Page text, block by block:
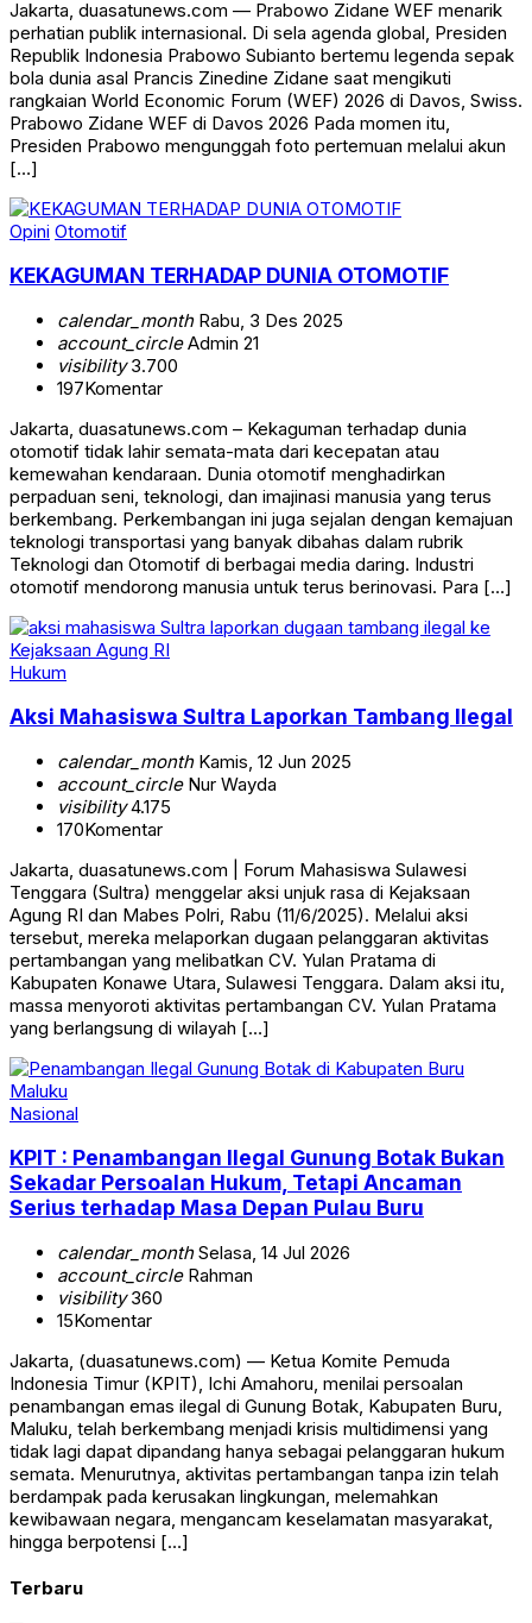
Jakarta, duasatunews.com — Prabowo Zidane WEF menarik
perhatian publik internasional. Di sela agenda global, Presiden
Republik Indonesia Prabowo Subianto bertemu legenda sepak
bola dunia asal Prancis Zinedine Zidane saat mengikuti
rangkaian World Economic Forum (WEF) 2026 di Davos, Swiss.
Prabowo Zidane WEF di Davos 2026 Pada momen itu,
Presiden Prabowo mengunggah foto pertemuan melalui akun
[…]
Opini Otomotif
KEKAGUMAN TERHADAP DUNIA OTOMOTIF
calendar_monthRabu, 3 Des 2025
account_circleAdmin 21
visibility3.700
197Komentar
Jakarta, duasatunews.com – Kekaguman terhadap dunia
otomotif tidak lahir semata-mata dari kecepatan atau
kemewahan kendaraan. Dunia otomotif menghadirkan
perpaduan seni, teknologi, dan imajinasi manusia yang terus
berkembang. Perkembangan ini juga sejalan dengan kemajuan
teknologi transportasi yang banyak dibahas dalam rubrik
Teknologi dan Otomotif di berbagai media daring. Industri
otomotif mendorong manusia untuk terus berinovasi. Para […]
Hukum
Aksi Mahasiswa Sultra Laporkan Tambang Ilegal
calendar_monthKamis, 12 Jun 2025
account_circleNur Wayda
visibility4.175
170Komentar
Jakarta, duasatunews.com | Forum Mahasiswa Sulawesi
Tenggara (Sultra) menggelar aksi unjuk rasa di Kejaksaan
Agung RI dan Mabes Polri, Rabu (11/6/2025). Melalui aksi
tersebut, mereka melaporkan dugaan pelanggaran aktivitas
pertambangan yang melibatkan CV. Yulan Pratama di
Kabupaten Konawe Utara, Sulawesi Tenggara. Dalam aksi itu,
massa menyoroti aktivitas pertambangan CV. Yulan Pratama
yang berlangsung di wilayah […]
Nasional
KPIT : Penambangan Ilegal Gunung Botak Bukan
Sekadar Persoalan Hukum, Tetapi Ancaman
Serius terhadap Masa Depan Pulau Buru
calendar_monthSelasa, 14 Jul 2026
account_circleRahman
visibility360
15Komentar
Jakarta, (duasatunews.com) — Ketua Komite Pemuda
Indonesia Timur (KPIT), Ichi Amahoru, menilai persoalan
penambangan emas ilegal di Gunung Botak, Kabupaten Buru,
Maluku, telah berkembang menjadi krisis multidimensi yang
tidak lagi dapat dipandang hanya sebagai pelanggaran hukum
semata. Menurutnya, aktivitas pertambangan tanpa izin telah
berdampak pada kerusakan lingkungan, melemahkan
kewibawaan negara, mengancam keselamatan masyarakat,
hingga berpotensi […]
Terbaru